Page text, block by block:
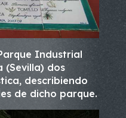
Industrial
(Sevilla) dos
describiendo
de dicho parque.